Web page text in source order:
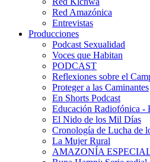
Red Amazónica
Entrevistas
Producciones
Podcast Sexualidad
Voces que Habitan
PODCAST
Reflexiones sobre el
Proteger a las Caminantes
En Shorts Podcast
Educación Radiofónica -
El Nido de los Mil Días
Cronología de Lucha de
La Mujer Rural
AMAZONÍA